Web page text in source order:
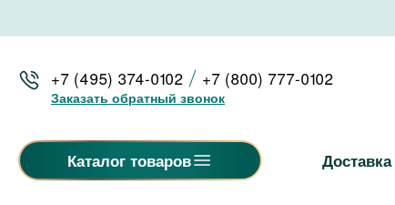
+7 (495) 374-0102 +7 (800) 777-0102
Заказать обратный звонок
Каталог товаров Доставка